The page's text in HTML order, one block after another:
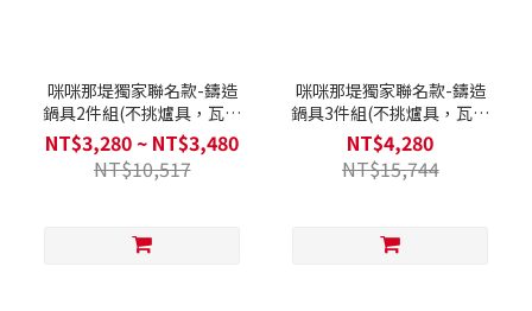
咪咪那堤獨家聯名款-鑄造
鍋具2件組(不挑爐具，瓦斯
爐電磁爐可用)送矽膠湯勺
+矽膠鍋鏟+矽膠隔熱防燙夾
(顏色隨機)
NT$3,280 ~ NT$3,480
NT$10,517
咪咪那堤獨家聯名款-鑄造
鍋具3件組(不挑爐具，瓦斯
爐電磁爐可用)送矽膠湯勺
+矽膠鍋鏟+矽膠長筷匙+矽
膠調理夾(大)+(小)+矽膠隔
NT$4,280
NT$15,744